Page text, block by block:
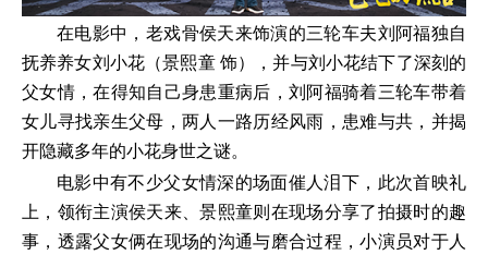
在电影中，老戏骨侯天来饰演的三轮车夫刘阿福独自
抚养养女刘小花（景熙童 饰），并与刘小花结下了深刻的
父女情，在得知自己身患重病后，刘阿福骑着三轮车带着
女儿寻找亲生父母，两人一路历经风雨，患难与共，并揭
开隐藏多年的小花身世之谜。
电影中有不少父女情深的场面催人泪下，此次首映礼
上，领衔主演侯天来、景熙童则在现场分享了拍摄时的趣
事，透露父女俩在现场的沟通与磨合过程，小演员对于人